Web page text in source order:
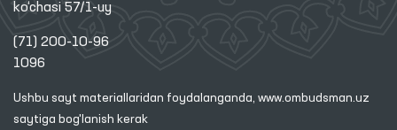
ko‘chasi 57/1-uy
(71) 200-10-96
1096
Ushbu sayt materiallaridan foydalanganda, www.ombudsman.uz
saytiga bog'lanish kerak